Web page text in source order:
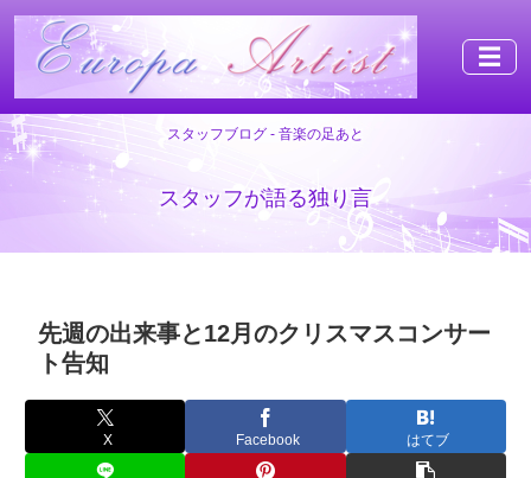
☰
スタッフブログ - 音楽の足あと
スタッフが語る独り言
先週の出来事と12月のクリスマスコンサー
ト告知
X Facebook はてブ